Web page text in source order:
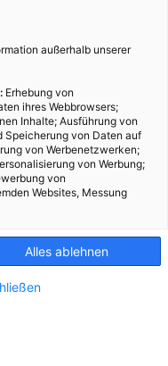
außerhalb unserer
Erhebung von
ihres Webbrowsers;
Inhalte; Ausführung von
Speicherung von Daten auf
von Werbenetzwerken;
von Werbung;
von
Websites, Messung
Alles ablehnen